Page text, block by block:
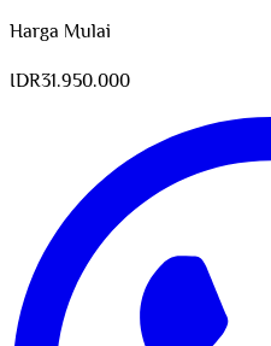
Harga Mulai
IDR31.950.000